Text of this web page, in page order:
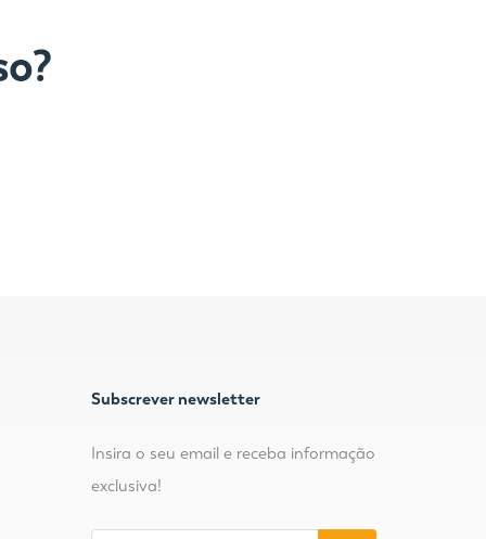
Subscrever newsletter
Insira o seu email e receba informação
exclusiva!